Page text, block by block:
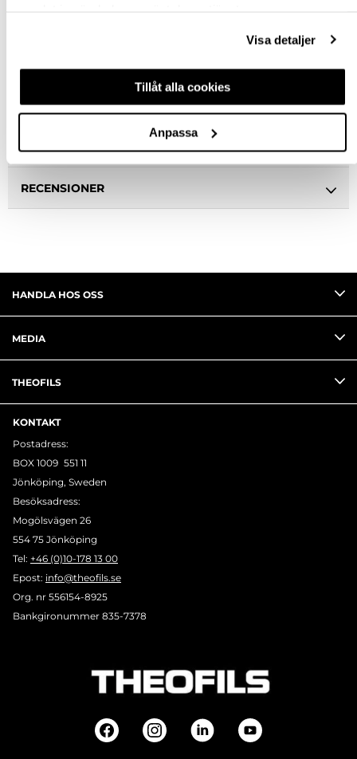
Visa detaljer
Tillåt alla cookies
Anpassa
SPECIFIKATION
RECENSIONER
HANDLA HOS OSS
MEDIA
THEOFILS
KONTAKT
Postadress:
BOX 1009 551 11
Jönköping, Sweden
Besöksadress:
Mogölsvägen 26
554 75 Jönköping
Tel: +46 (0)10-178 13 00
Epost: info@theofils.se
Org. nr 556154-8925
Bankgironummer 835-7378